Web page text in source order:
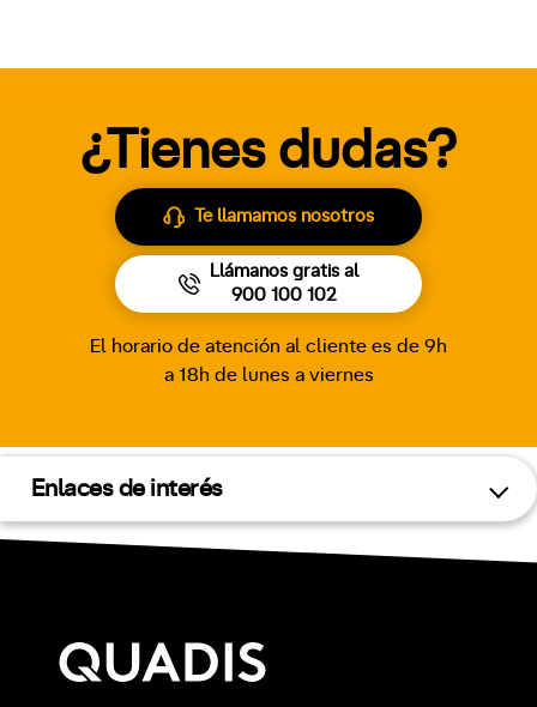
¿Tienes dudas?
Te llamamos nosotros
Llámanos gratis al
900 100 102
El horario de atención al cliente es de 9h
a 18h de lunes a viernes
Enlaces de interés